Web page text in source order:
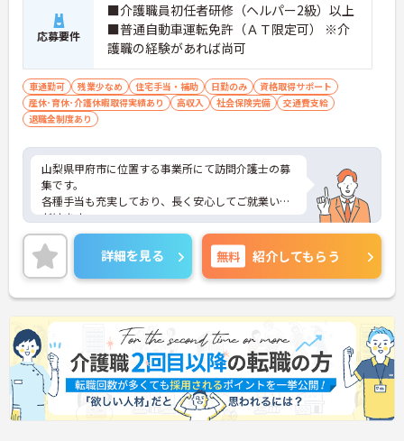
応募要件
■介護職員初任者研修（ヘルパー2級）以上
■普通自動車運転免許（ＡＴ限定可） ※介
護職の経験があれば尚可
車通勤可 残業少なめ 住宅手当・補助 日勤のみ
資格取得サポート
産休･育休･介護休暇取得実績あり
高収入 社会保険完備
交通費支給
退職金制度あり
山梨県甲府市に位置する事業所にて訪問介護士の募
集です。
各種手当も充実しており、長く安心してご就業いた
だけます。
残業少なめなので出勤日でもプライベートの時間を
確保して頂けますよ★
ご興味のある方は是非お気軽にお問い合わせくださ
い。
詳細を見る 無料 紹介してもらう